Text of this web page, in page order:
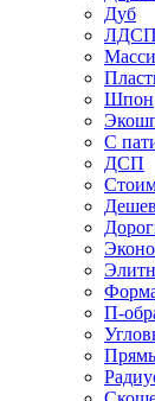
Дуб
ЛДСП
Шпон
С
ДСП
П-